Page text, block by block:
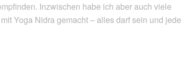
Inzwischen habe ich aber auch viele
Yoga Nidra gemacht – alles darf sein und jede